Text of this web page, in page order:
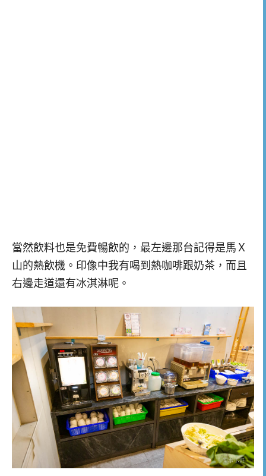
當然飲料也是免費暢飲的，最左邊那台記得是馬Ｘ
山的熱飲機。印像中我有喝到熱咖啡跟奶茶，而且
右邊走道還有冰淇淋呢。